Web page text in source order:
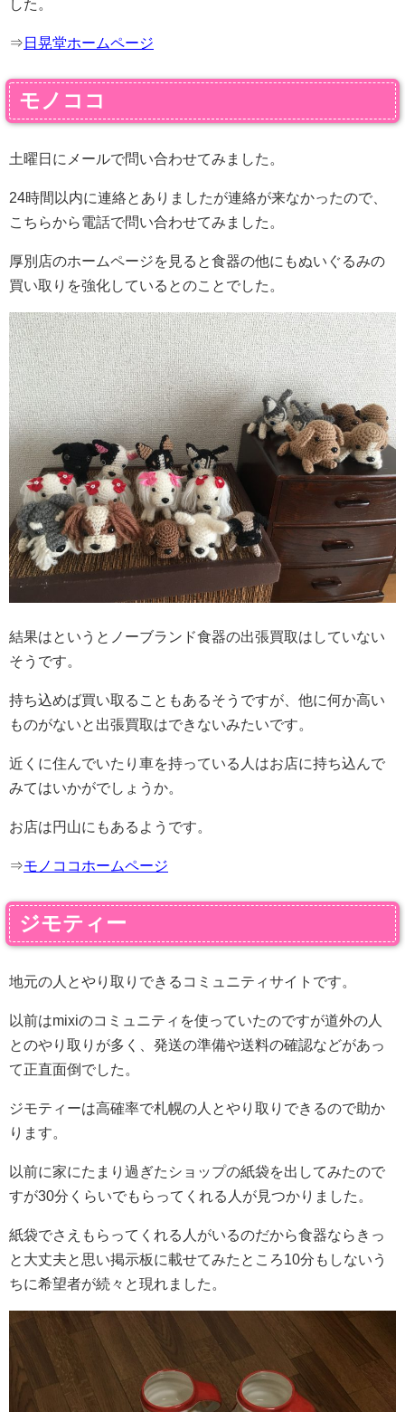
した。
⇒ 日晃堂ホームページ
モノココ
土曜日にメールで問い合わせてみました。
24時間以内に連絡とありましたが連絡が来なかったので、
こちらから電話で問い合わせてみました。
厚別店のホームページを見ると食器の他にもぬいぐるみの
買い取りを強化しているとのことでした。
結果はというとノーブランド食器の出張買取はしていない
そうです。
持ち込めば買い取ることもあるそうですが、他に何か高い
ものがないと出張買取はできないみたいです。
近くに住んでいたり車を持っている人はお店に持ち込んで
みてはいかがでしょうか。
お店は円山にもあるようです。
⇒モノココホームページ
ジモティー
地元の人とやり取りできるコミュニティサイトです。
以前はmixiのコミュニティを使っていたのですが道外の人
とのやり取りが多く、発送の準備や送料の確認などがあっ
て正直面倒でした。
ジモティーは高確率で札幌の人とやり取りできるので助か
ります。
以前に家にたまり過ぎたショップの紙袋を出してみたので
すが30分くらいでもらってくれる人が見つかりました。
紙袋でさえもらってくれる人がいるのだから食器ならきっ
と大丈夫と思い掲示板に載せてみたところ10分もしないう
ちに希望者が続々と現れました。